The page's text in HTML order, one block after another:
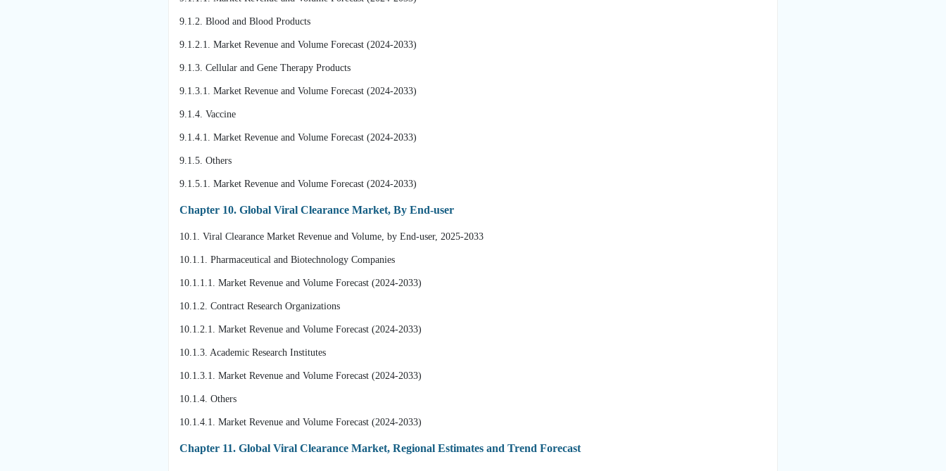
9.1.2. Blood and Blood Products
9.1.2.1. Market Revenue and Volume Forecast (2024-2033)
9.1.3. Cellular and Gene Therapy Products
9.1.3.1. Market Revenue and Volume Forecast (2024-2033)
9.1.4. Vaccine
9.1.4.1. Market Revenue and Volume Forecast (2024-2033)
9.1.5. Others
9.1.5.1. Market Revenue and Volume Forecast (2024-2033)
Chapter 10. Global Viral Clearance Market, By End-user
10.1. Viral Clearance Market Revenue and Volume, by End-user, 2025-2033
10.1.1. Pharmaceutical and Biotechnology Companies
10.1.1.1. Market Revenue and Volume Forecast (2024-2033)
10.1.2. Contract Research Organizations
10.1.2.1. Market Revenue and Volume Forecast (2024-2033)
10.1.3. Academic Research Institutes
10.1.3.1. Market Revenue and Volume Forecast (2024-2033)
10.1.4. Others
10.1.4.1. Market Revenue and Volume Forecast (2024-2033)
Chapter 11. Global Viral Clearance Market, Regional Estimates and Trend Forecast